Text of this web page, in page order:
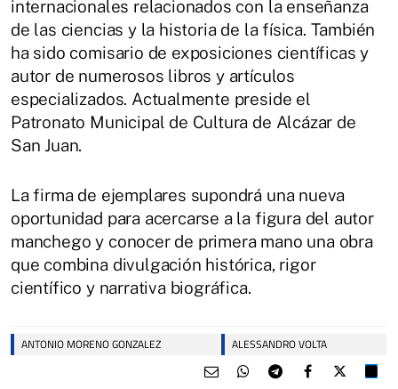
internacionales relacionados con la enseñanza
de las ciencias y la historia de la física. También
ha sido comisario de exposiciones científicas y
autor de numerosos libros y artículos
especializados. Actualmente preside el
Patronato Municipal de Cultura de Alcázar de
San Juan.
La firma de ejemplares supondrá una nueva
oportunidad para acercarse a la figura del autor
manchego y conocer de primera mano una obra
que combina divulgación histórica, rigor
científico y narrativa biográfica.
ANTONIO MORENO GONZALEZ ALESSANDRO VOLTA